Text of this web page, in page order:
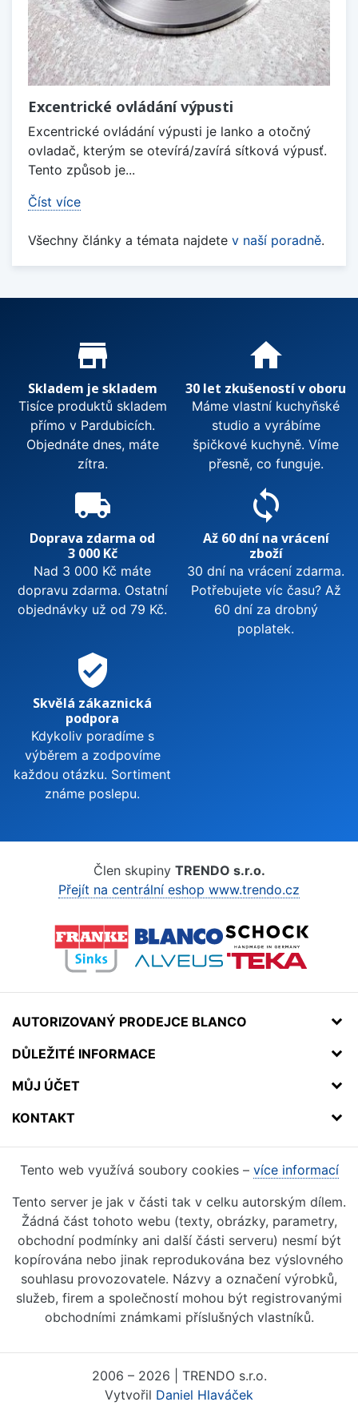
Excentrické ovládání výpusti
Excentrické ovládání výpusti je lanko a otočný
ovladač, kterým se otevírá/zavírá sítková výpusť.
Tento způsob je...
Číst více
Všechny články a témata najdete v naší poradně.
Proč nakupovat u nás?
store_mall_directory
Skladem je skladem
Tisíce produktů skladem
přímo v Pardubicích.
Objednáte dnes, máte
zítra.
home
30 let zkušeností v oboru
Máme vlastní kuchyňské
studio a vyrábíme
špičkové kuchyně. Víme
přesně, co funguje.
local_shipping
Doprava zdarma od
3 000 Kč
Nad 3 000 Kč máte
dopravu zdarma. Ostatní
objednávky už od 79 Kč.
sync
Až 60 dní na vrácení
zboží
30 dní na vrácení zdarma.
Potřebujete víc času? Až
60 dní za drobný
poplatek.
verified_user
Skvělá zákaznická
podpora
Kdykoliv poradíme s
výběrem a zodpovíme
každou otázku. Sortiment
známe poslepu.
Člen skupiny TRENDO s.r.o.
Přejít na centrální eshop www.trendo.cz
AUTORIZOVANÝ PRODEJCE BLANCO
DŮLEŽITÉ INFORMACE
MŮJ ÚČET
KONTAKT
Tento web využívá soubory cookies – více informací
Tento server je jak v části tak v celku autorským dílem.
Žádná část tohoto webu (texty, obrázky, parametry,
obchodní podmínky ani další části serveru) nesmí být
kopírována nebo jinak reprodukována bez výslovného
souhlasu provozovatele. Názvy a označení výrobků,
služeb, firem a společností mohou být registrovanými
obchodními známkami příslušných vlastníků.
2006 – 2026 | TRENDO s.r.o.
Vytvořil Daniel Hlaváček